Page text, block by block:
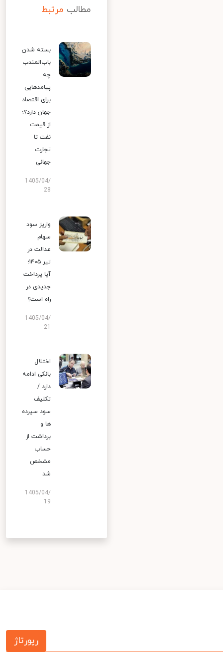
مطالب مرتبط
بسته شدن
باب‌المندب
چه
پیامدهایی
برای اقتصاد
جهان دارد؟؛
از قیمت
نفت تا
تجارت
جهانی
1405/04/
28
واریز سود
سهام
عدالت در
تیر ۱۴۰۵؛
آیا پرداخت
جدیدی در
راه است؟
1405/04/
اختلال
بانکی ادامه
دارد /
تکلیف
سود سپرده
ها و
برداشت از
حساب
مشخص
شد
1405/04/
19
رپورتاژ